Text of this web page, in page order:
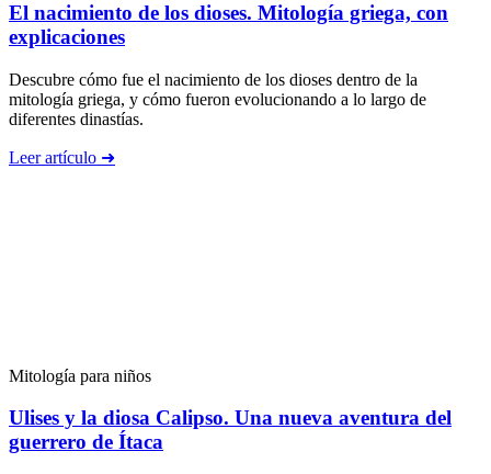
El nacimiento de los dioses. Mitología griega, con
explicaciones
Descubre cómo fue el nacimiento de los dioses dentro de la
mitología griega, y cómo fueron evolucionando a lo largo de
diferentes dinastías.
Leer artículo ➜
Mitología para niños
Ulises y la diosa Calipso. Una nueva aventura del
guerrero de Ítaca